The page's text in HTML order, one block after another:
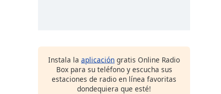
Instala la aplicación gratis Online Radio
Box para su teléfono y escucha sus
estaciones de radio en línea favoritas
dondequiera que esté!